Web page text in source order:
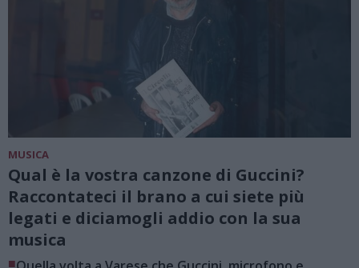
MUSICA
Qual è la vostra canzone di Guccini?
Raccontateci il brano a cui siete più
legati e diciamogli addio con la sua
musica
■